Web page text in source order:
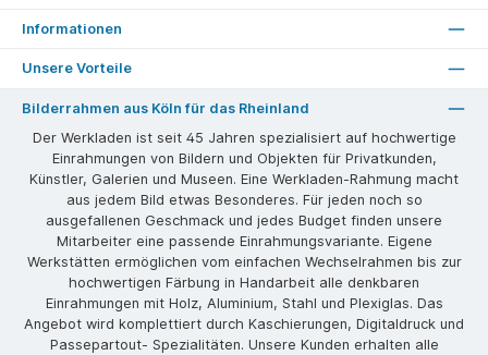
Informationen
Unsere Vorteile
Bilderrahmen aus Köln für das Rheinland
Der Werkladen ist seit 45 Jahren spezialisiert auf hochwertige
Einrahmungen von Bildern und Objekten für Privatkunden,
Künstler, Galerien und Museen. Eine Werkladen-Rahmung macht
aus jedem Bild etwas Besonderes. Für jeden noch so
ausgefallenen Geschmack und jedes Budget finden unsere
Mitarbeiter eine passende Einrahmungsvariante. Eigene
Werkstätten ermöglichen vom einfachen Wechselrahmen bis zur
hochwertigen Färbung in Handarbeit alle denkbaren
Einrahmungen mit Holz, Aluminium, Stahl und Plexiglas. Das
Angebot wird komplettiert durch Kaschierungen, Digitaldruck und
Passepartout- Spezialitäten. Unsere Kunden erhalten alle